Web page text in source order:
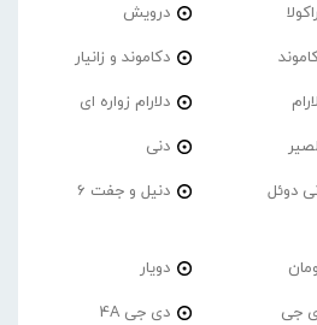
درویش
دکاموند و زانیار
دلارام زواره ای
دنی
دوئل دنیل و جفت 6
دویار
جی دی جی 4A